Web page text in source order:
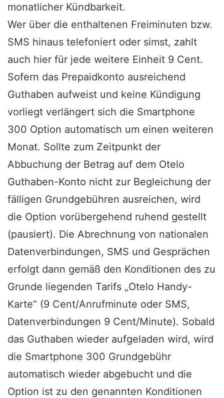
monatlicher Kündbarkeit.
Wer über die enthaltenen Freiminuten bzw.
SMS hinaus telefoniert oder simst, zahlt
auch hier für jede weitere Einheit 9 Cent.
Sofern das Prepaidkonto ausreichend
Guthaben aufweist und keine Kündigung
vorliegt verlängert sich die Smartphone
300 Option automatisch um einen weiteren
Monat. Sollte zum Zeitpunkt der
Abbuchung der Betrag auf dem Otelo
Guthaben-Konto nicht zur Begleichung der
fälligen Grundgebühren ausreichen, wird
die Option vorübergehend ruhend gestellt
(pausiert). Die Abrechnung von nationalen
Datenverbindungen, SMS und Gesprächen
erfolgt dann gemäß den Konditionen des zu
Grunde liegenden Tarifs „Otelo Handy-
Karte“ (9 Cent/Anrufminute oder SMS,
Datenverbindungen 9 Cent/Minute). Sobald
das Guthaben wieder aufgeladen wird, wird
die Smartphone 300 Grundgebühr
automatisch wieder abgebucht und die
Option ist zu den genannten Konditionen